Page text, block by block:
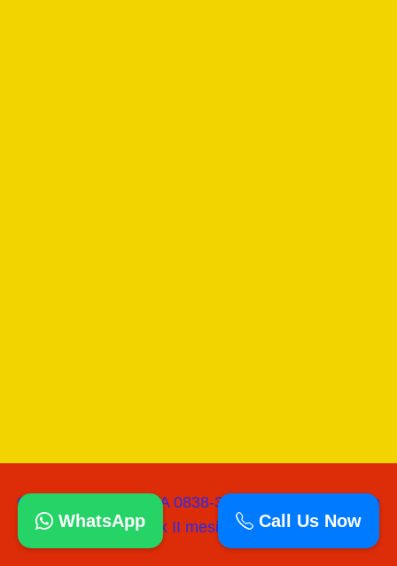
Copyright © 2026 WA 0838-3060-0218 I Jual Mesin
paving block II mesinpress batako
Call Us Now
WhatsApp